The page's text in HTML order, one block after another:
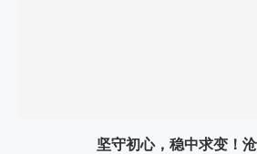
坚守初心，稳中求变！